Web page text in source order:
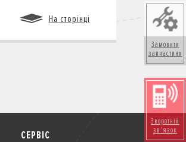
Замовити
запчастини
Зворотній
зв'язок
На сторінці
СЕРВІС